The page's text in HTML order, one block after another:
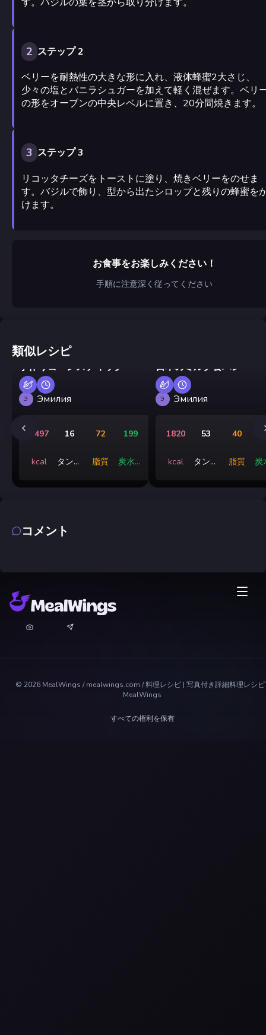
2 ステップ 2
ベリーを耐熱性の大きな形に入れ、液体蜂蜜2大さじ、
少々の塩とバニラシュガーを加えて軽く混ぜます。ベリ
の形をオーブンの中央レベルに置き、20分間焼きます。
3 ステップ 3
リコッタチーズをトーストに塗り、焼きベリーをのせま
す。バジルで飾り、型から出たシロップと残りの蜂蜜を
けます。
お食事をお楽しみください！
手順に注意深く従ってください
類似レシピ
手作りコーンスティック
Э Эмилия
1497
kcal
16
タンパ
72
脂質
199
炭水化
日本のミルク食パン
Э Эмилия
1820
kcal
53
タンパ
40
脂質
炭
コメント
© 2026 MealWings / mealwings.com /料理レシピ | 写真付き詳細料理レシ
MealWings
すべての権利を保有